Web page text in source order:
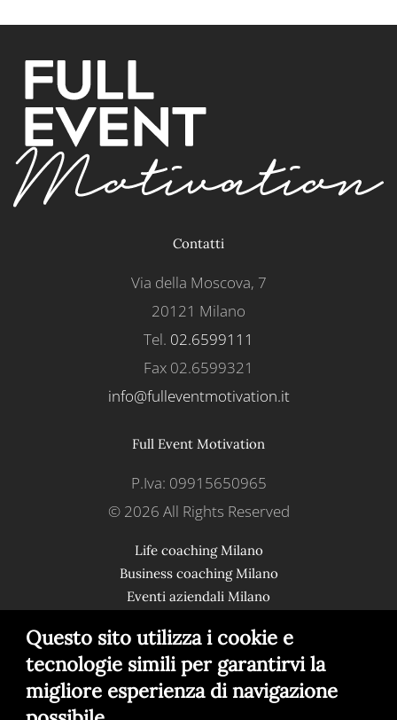
Questo sito utilizza i cookie e
tecnologie simili per garantirvi la
migliore esperienza di navigazione
Contatti
Via della Moscova, 7
20121 Milano
Tel. 02.6599111
Fax 02.6599321
info@fulleventmotivation.it
Full Event Motivation
P.Iva: 09915650965
© 2026 All Rights Reserved
Life coaching Milano
Business coaching Milano
Eventi aziendali Milano
Social
Seguimi